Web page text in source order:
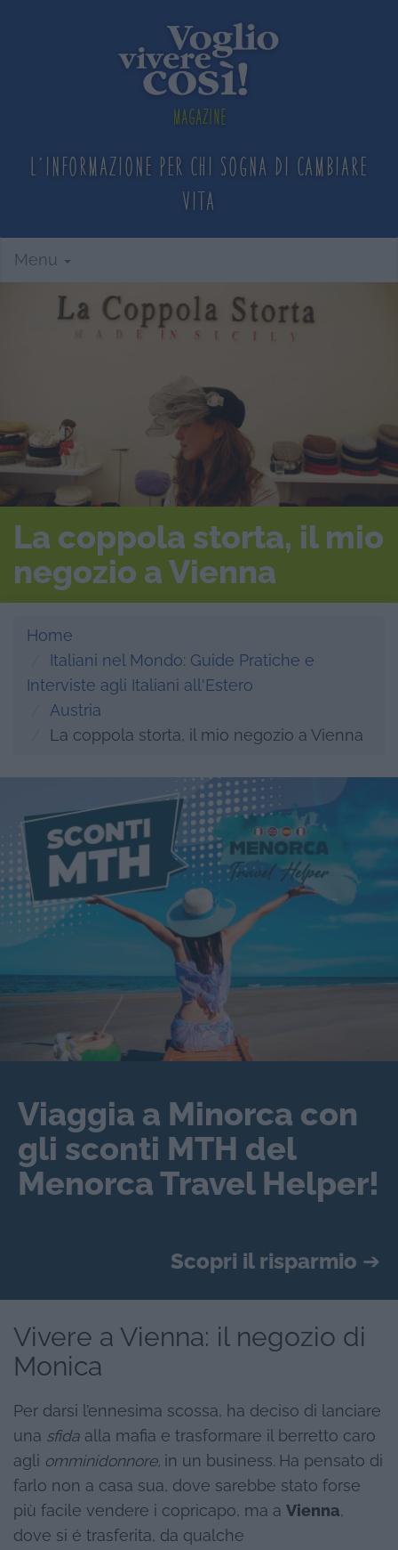
Magazine
L'informazione per chi sogna di cambiare
vita
Menu
La coppola storta, il mio
negozio a Vienna
Home
Italiani nel Mondo: Guide Pratiche e
Interviste agli Italiani all'Estero
Austria
La coppola storta, il mio negozio a Vienna
Viaggia a Minorca con
gli sconti MTH del
Menorca Travel Helper!
Scopri il risparmio ➔
Vivere a Vienna: il negozio di
Monica
Per darsi l’ennesima scossa, ha deciso di lanciare
una sfida alla mafia e trasformare il berretto caro
agli omminidonnore, in un business Ha pensato di
farlo non a casa sua, dove sarebbe stato forse
più facile vendere i copricapo, ma a Vienna,
dove si é trasferita, da qualche